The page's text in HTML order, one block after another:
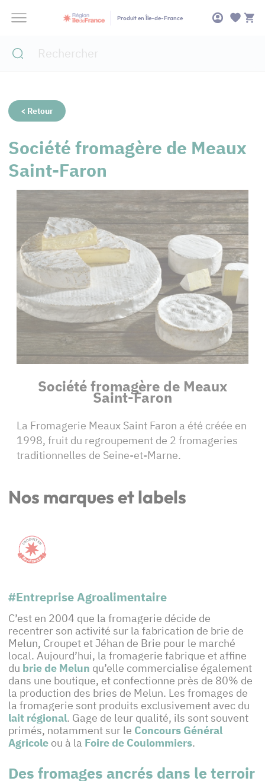
Produit en Île-de-France
< Retour
Société fromagère de Meaux
Saint-Faron
Société fromagère de Meaux
Saint-Faron
La Fromagerie Meaux Saint Faron a été créée en
1998, fruit du regroupement de 2 fromageries
traditionnelles de Seine-et-Marne.
Nos marques et labels
#Entreprise Agroalimentaire
C’est en 2004 que la fromagerie décide de
recentrer son activité sur la fabrication de brie de
Melun, Croupet et Jéhan de Brie pour le marché
local. Aujourd’hui, la fromagerie fabrique et affine
du brie de Melun qu’elle commercialise également
dans une boutique, et confectionne près de 80% de
la production des bries de Melun. Les fromages de
la fromagerie sont produits exclusivement avec du
lait régional. Gage de leur qualité, ils sont souvent
primés, notamment sur le Concours Général
Agricole ou à la Foire de Coulommiers.
Des fromages ancrés dans le terroir